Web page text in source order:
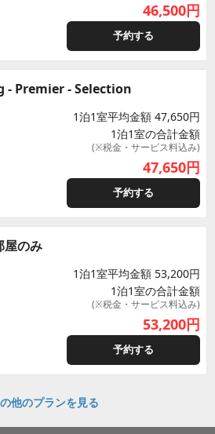
46,500円
予約する
- Premier - Selection
1泊1室平均金額 47,650円
1泊1室の合計金額
(※税金・サービス料込み)
47,650円
予約する
屋のみ
1泊1室平均金額 53,200円
1泊1室の合計金額
(※税金・サービス料込み)
53,200円
予約する
他のプランを見る